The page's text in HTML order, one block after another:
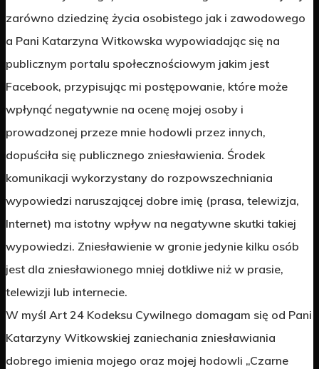
zarówno dziedzinę życia osobistego jak i zawodowego
a Pani Katarzyna Witkowska wypowiadając się na
publicznym portalu społecznościowym jakim jest
Facebook, przypisując mi postępowanie, które może
wpłynąć negatywnie na ocenę mojej osoby i
prowadzonej przeze mnie hodowli przez innych,
dopuściła się publicznego zniesławienia. Środek
komunikacji wykorzystany do rozpowszechniania
wypowiedzi naruszającej dobre imię (prasa, telewizja,
Internet) ma istotny wpływ na negatywne skutki takiej
wypowiedzi. Zniesławienie w gronie jedynie kilku osób
jest dla zniesławionego mniej dotkliwe niż w prasie,
telewizji lub internecie.
W myśl Art 24 Kodeksu Cywilnego domagam się od Pani
Katarzyny Witkowskiej zaniechania zniesławiania
dobrego imienia mojego oraz mojej hodowli „Czarne